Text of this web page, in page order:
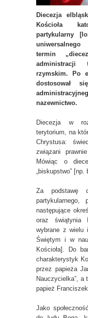
Diecezja
Kościoła
partykularny
uniwersalnego
termin
administracji
rzymskim. Po
dostosował
nazewnictwo.
Diecezja w
terytorium, na
Chrystusa:
związani
Mówiąc o
„biskupstwo”
Za podstawę
następujące
oraz świątynia
wybrane z wielu
Świętym i w
Kościoła]. Do
charakterystyk
przez papieża
Nauczycielka”, a
papież
Jako